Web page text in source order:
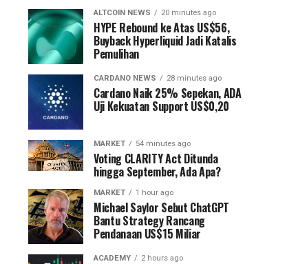
ALTCOIN NEWS 20 minutes ago
HYPE Rebound ke Atas US$56,
Buyback Hyperliquid Jadi Katalis
Pemulihan
CARDANO NEWS 28 minutes ago
Cardano Naik 25% Sepekan, ADA
Uji Kekuatan Support US$0,20
MARKET 54 minutes ago
Voting CLARITY Act Ditunda
hingga September, Ada Apa?
MARKET 1 hour ago
Michael Saylor Sebut ChatGPT
Bantu Strategy Rancang
Pendanaan US$15 Miliar
ACADEMY 2 hours ago